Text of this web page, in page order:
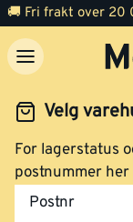
Velg
For lagerstatus
postnummer her
Postnr
Verktøy